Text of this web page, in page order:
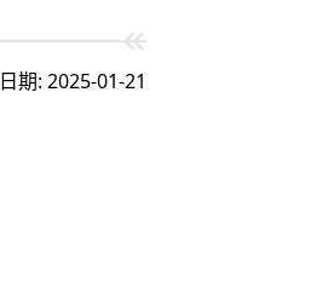
日期: 2025-01-21